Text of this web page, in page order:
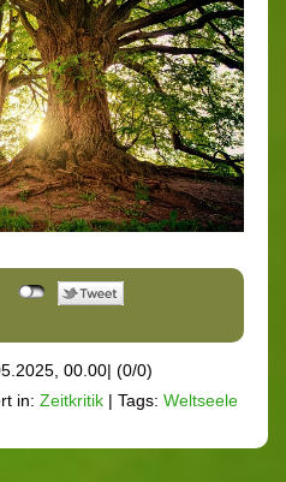
00.00| (0/0)
in: Zeitkritik | Tags: Weltseele